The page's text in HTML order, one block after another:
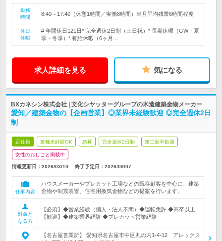
勤務
時間
8:40～17:40（休憩1時間／実働8時間）※月平均残業6時間程度
休日
休暇
# 年間休日121日* 完全週休2日制（土日祝）* 長期休暇（GW・夏
季・冬季）* 有給休暇（6ヶ月…
求人詳細を見る 気になる
BXカネシン株式会社 | 文化シヤッターグループの木造建築金物メーカー
愛知／建築金物の【企画営業】◎業界未経験歓迎 ◎完全週休2日
制
正社員 業種未経験OK 急募 完全週休2日制 第二新卒歓迎
女性のおしごと掲載中
情報更新日：2026/03/10 終了予定日： 2026/09/07
仕事内容
ハウスメーカーやプレカット工場などの既存顧客を中心に、建築
金物や制震装置、住宅用換気金物などの提案を行います。
対象と
なる方
【必須】◆営業経験（個人・法人不問）◆運転免許 ◆高卒以上
【歓迎】◆建築業界経験 ◆プレカット営業経験
【名古屋営業所】 愛知県名古屋市中区丸の内1-4-12 アレックス